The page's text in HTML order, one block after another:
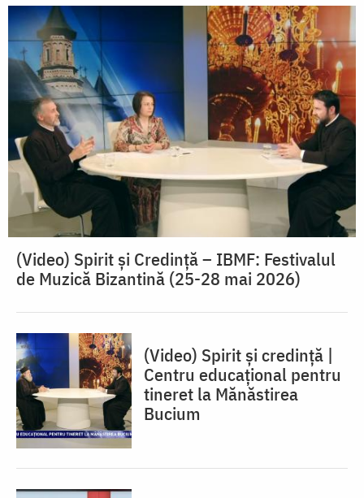
(Video) Spirit și Credință – IBMF: Festivalul
de Muzică Bizantină (25-28 mai 2026)
(Video) Spirit și credință |
Centru educaţional pentru
tineret la Mănăstirea
Bucium